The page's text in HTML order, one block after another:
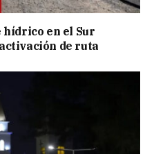
hídrico en el Sur
de ruta